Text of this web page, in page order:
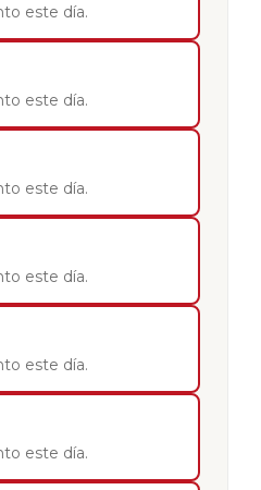
este día.
este día.
este día.
este día.
este día.
este día.